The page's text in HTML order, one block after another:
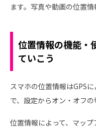
ます。写真や動画の位置
位置情報の機能・
ていこう
スマホの位置情報はGPS
で、設定からオン・オフの
位置情報によって、マッ